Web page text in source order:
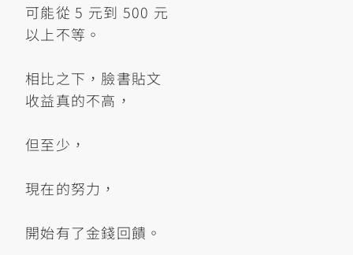
可能從 5 元到 500 元
以上不等。
相比之下，臉書貼文
收益真的不高，
但至少，
現在的努力，
開始有了金錢回饋。